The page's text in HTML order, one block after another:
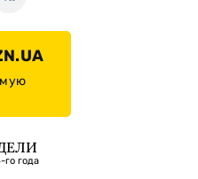
года